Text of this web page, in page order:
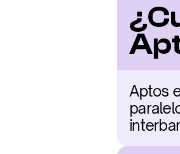
Aptos